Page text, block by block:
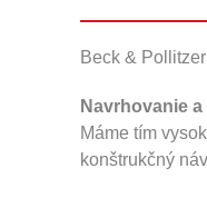
Beck &
Navrhovanie
Máme tím
konštrukčný